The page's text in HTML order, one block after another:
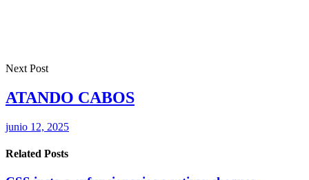
Next Post
ATANDO CABOS
junio 12, 2025
Related Posts